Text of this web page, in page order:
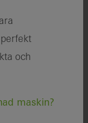
och
maskin?